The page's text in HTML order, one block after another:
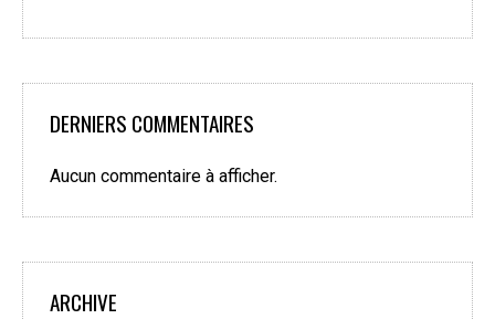
DERNIERS COMMENTAIRES
Aucun commentaire à afficher.
ARCHIVE